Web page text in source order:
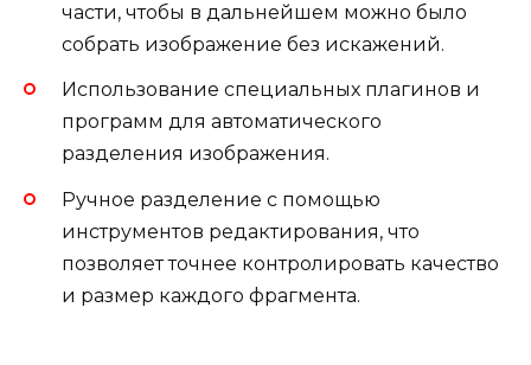
части, чтобы в дальнейшем можно было
собрать изображение без искажений.
Использование специальных плагинов и
программ для автоматического
разделения изображения.
Ручное разделение с помощью
инструментов редактирования, что
позволяет точнее контролировать качество
и размер каждого фрагмента.